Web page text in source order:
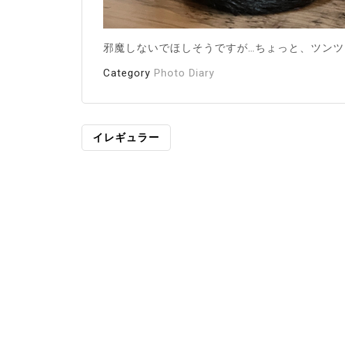
邪魔しないでほしそうですが…ちょっと、ツンツ
Category Photo Diary
投
イレギュラー